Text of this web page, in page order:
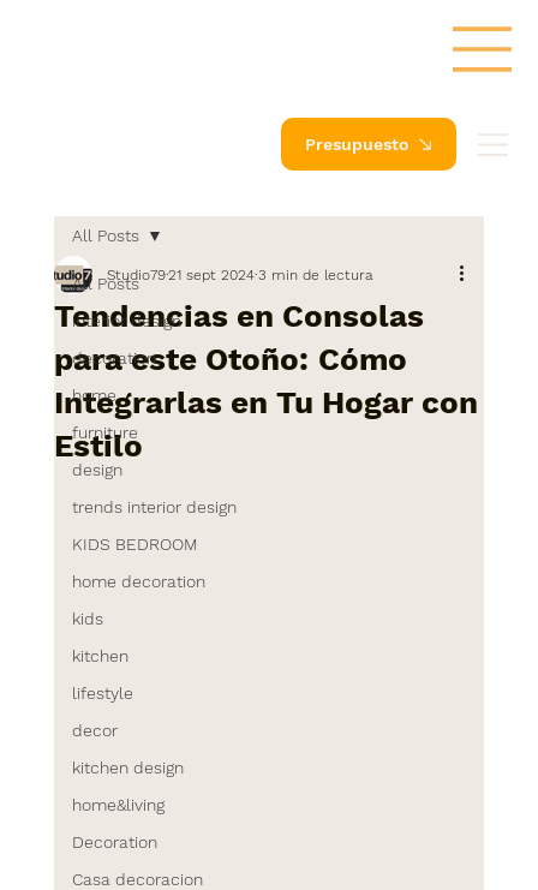
Presupuesto
All Posts
interior design
decoration
home
furniture
design
trends interior design
KIDS BEDROOM
home decoration
kids
kitchen
lifestyle
decor
kitchen design
home&living
Decoration
Casa decoracion
All Posts
Tendencias en Consolas
para este Otoño: Cómo
Integrarlas en Tu Hogar con
Estilo
Studio7921 sept 2024 3 min de lectura